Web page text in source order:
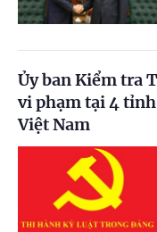
Ủy ban Kiểm tra
vi phạm tại 4
Việt Nam